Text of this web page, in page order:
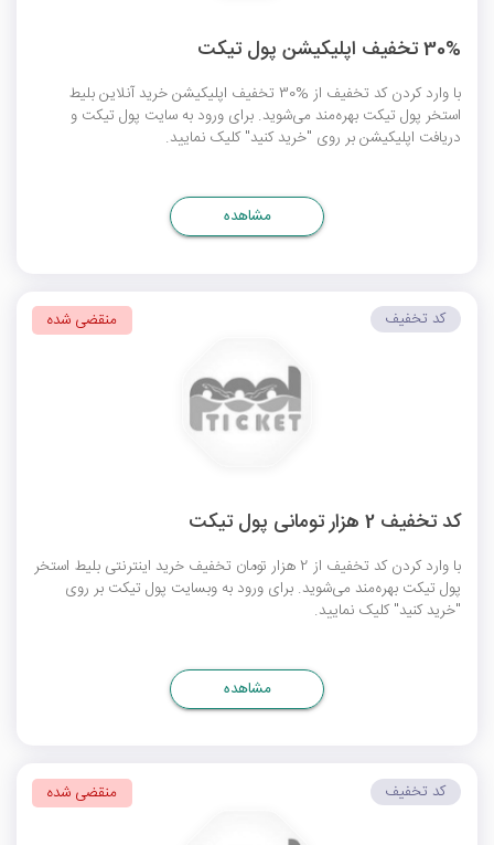
30% تخفیف اپلیکیشن پول تیکت
با وارد کردن کد تخفیف از %30 تخفیف اپلیکیشن خرید آنلاین بلیط
استخر پول تیکت بهره‌مند می‌شوید. برای ورود به سایت پول تیکت و
دریافت اپلیکیشن بر روی "خرید کنید" کلیک نمایید.
مشاهده
کد تخفیف 2 هزار تومانی پول تیکت
با وارد کردن کد تخفیف از 2 هزار تومان تخفیف خرید اینترنتی بلیط استخر
پول تیکت بهره‌مند می‌شوید. برای ورود به وبسایت پول تیکت بر روی
"خرید کنید" کلیک نمایید.
کد تخفیف منقضی شده
مشاهده
کد تخفیف منقضی شده